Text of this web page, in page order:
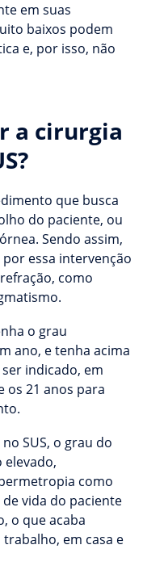
em suas
baixos podem
e, por isso, não
a cirurgia
que busca
do paciente, ou
Sendo assim,
essa intervenção
como
o grau
ano, e tenha acima
indicado, em
os 21 anos para
SUS, o grau do
elevado,
como
vida do paciente
o que acaba
em casa e